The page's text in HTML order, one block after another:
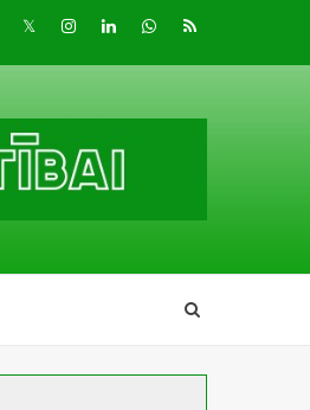
TwitterInstagram
LinkedInwhatsapp
RSS